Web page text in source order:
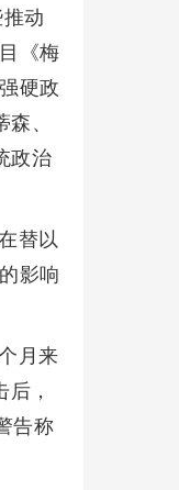
动
《梅
硬政
、
政治
替以
影响
月来
，
告称